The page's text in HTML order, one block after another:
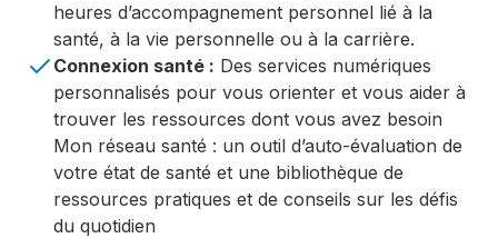
heures d’accompagnement personnel lié à la
santé, à la vie personnelle ou à la carrière.
Connexion santé : Des services numériques
personnalisés pour vous orienter et vous aider à
trouver les ressources dont vous avez besoin
Mon réseau santé : un outil d’auto-évaluation de
votre état de santé et une bibliothèque de
ressources pratiques et de conseils sur les défis
du quotidien